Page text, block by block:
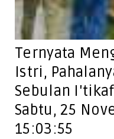
Ternyata
Istri,
Sebulan
Sabtu, 25
15:03:55